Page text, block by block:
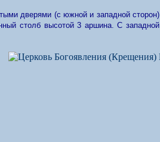
дверями (с южной и западной сторон)
столб высотой 3 аршина. С западной